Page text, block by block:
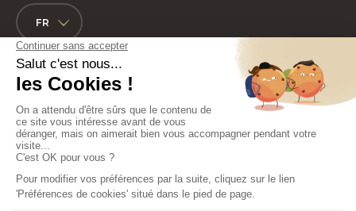
FR
Copyright 2022 - Laboratoires BIOTIC Phocea - Tous droits réservés
Nos emballages/produits peuvent faire l’objet d’une consigne de tri.
Plan de site
Mentions légales